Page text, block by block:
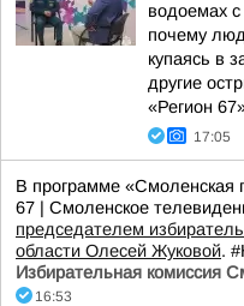
водоемах с
почему
купаясь в
другие
«Регион
17:05
В программе «Смоленская
67 | Смоленское
председателем
области Олесей Жуковой.
Избирательная комиссия
16:53